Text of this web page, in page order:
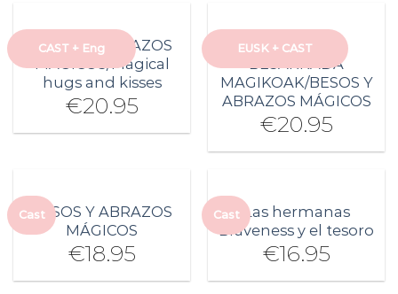
CAST + Eng
BESOS Y ABRAZOS
MÁGICOS/Magical
hugs and kisses
€20.95
EUSK + CAST
MUSU ETA
BESARKADA
MAGIKOAK/BESOS Y
ABRAZOS MÁGICOS
€20.95
CastBESOS Y ABRAZOS
MÁGICOS
€18.95
Cast
Las hermanas
Braveness y el tesoro
€16.95